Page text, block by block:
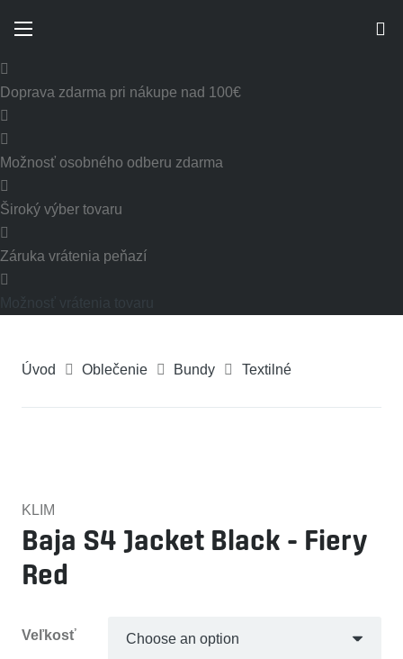
Doprava zdarma pri nákupe nad 100€
Možnosť osobného odberu zdarma
Široký výber tovaru
Záruka vrátenia peňazí
Úvod Oblečenie Bundy Textilné
KLIM
Baja S4 Jacket Black – Fiery
Red
Veľkosť